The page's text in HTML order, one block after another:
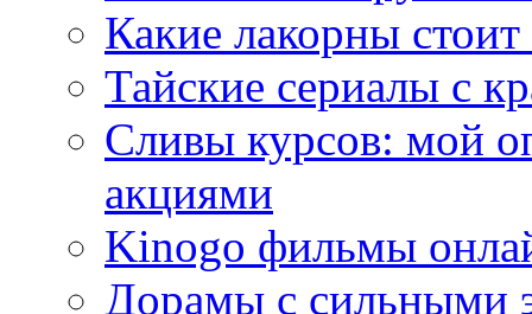
Какие лакорны
Тайские сериалы с
Сливы курсов: мой
акциями
Kinogo фильмы
Дорамы с сильными